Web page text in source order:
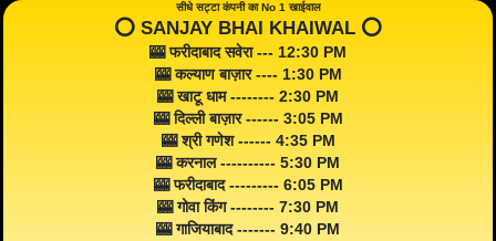
सीधे सट्टा कंपनी का No 1 खाईवाल
⭕️ SANJAY BHAI KHAIWAL ⭕️
🎰 फरीदाबाद सवेरा --- 12:30 PM
🎰 कल्याण बाज़ार ---- 1:30 PM
🎰 खाटू धाम -------- 2:30 PM
🎰 दिल्ली बाज़ार ------ 3:05 PM
🎰 श्री गणेश ------ 4:35 PM
🎰 करनाल ---------- 5:30 PM
🎰 फरीदाबाद --------- 6:05 PM
🎰 गोवा किंग -------- 7:30 PM
🎰 गाजियाबाद ------- 9:40 PM